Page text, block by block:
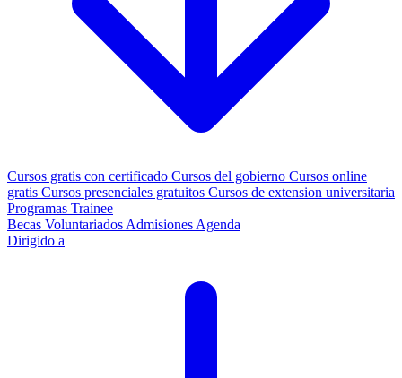
Cursos gratis con certificado Cursos del gobierno Cursos online
gratis Cursos presenciales gratuitos Cursos de extension universitaria
Programas Trainee
Becas Voluntariados Admisiones Agenda
Dirigido a